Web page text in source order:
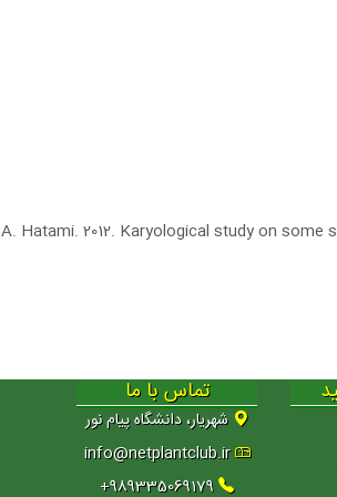
Hatami. 2012. Karyological study on
تماس با ما
شهریار، دانشگاه پیام نور
info@netplantclub.ir